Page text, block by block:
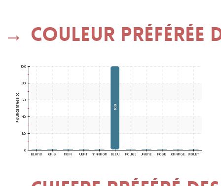
Couleur préférée